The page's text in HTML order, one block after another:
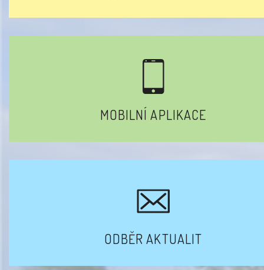
MOBILNÍ APLIKACE
ODBĚR AKTUALIT